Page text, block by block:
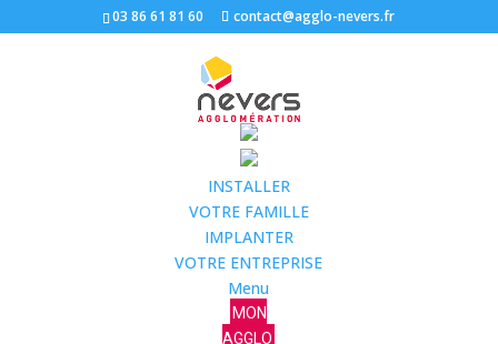
03 86 61 81 60 contact@agglo-nevers.fr
INSTALLER
VOTRE FAMILLE
IMPLANTER
VOTRE ENTREPRISE
Menu
MON
AGGLO